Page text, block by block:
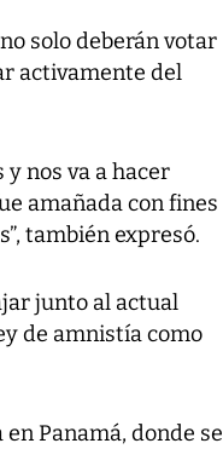
solo deberán votar
activamente del
nos va a hacer
amañada con fines
también expresó.
junto al actual
de amnistía como
Panamá, donde se